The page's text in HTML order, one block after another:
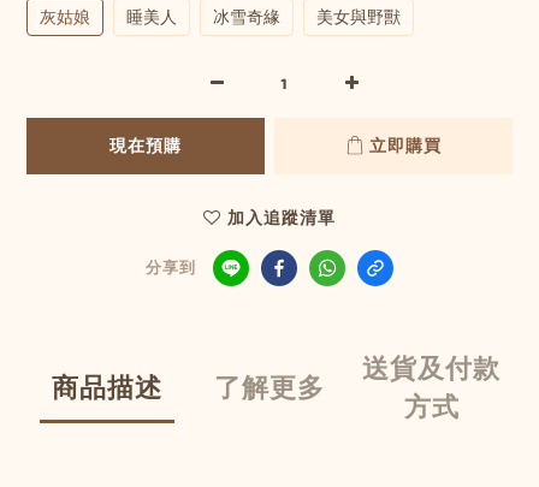
灰姑娘 睡美人 冰雪奇緣 美女與野獸
現在預購 立即購買
加入追蹤清單
分享到
商品描述 了解更多
送貨及付款
方式